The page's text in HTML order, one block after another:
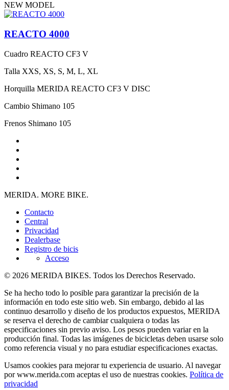
NEW MODEL
REACTO 4000
Cuadro REACTO CF3 V
Talla XXS, XS, S, M, L, XL
Horquilla MERIDA REACTO CF3 V DISC
Cambio Shimano 105
Frenos Shimano 105
MERIDA. MORE BIKE.
Contacto
Central
Privacidad
Dealerbase
Registro de bicis
Acceso
© 2026 MERIDA BIKES. Todos los Derechos Reservado.
Se ha hecho todo lo posible para garantizar la precisión de la
información en todo este sitio web. Sin embargo, debido al las
continuo desarrollo y diseño de los productos expuestos, MERIDA
se reserva el derecho de cambiar cualquiera o todas las
especificaciones sin previo aviso. Los pesos pueden variar en la
producción final. Todas las imágenes de bicicletas deben usarse solo
como referencia visual y no para estudiar especificaciones exactas.
Usamos cookies para mejorar tu experiencia de usuario. Al navegar
por www.merida.com aceptas el uso de nuestras cookies. Política de
privacidad